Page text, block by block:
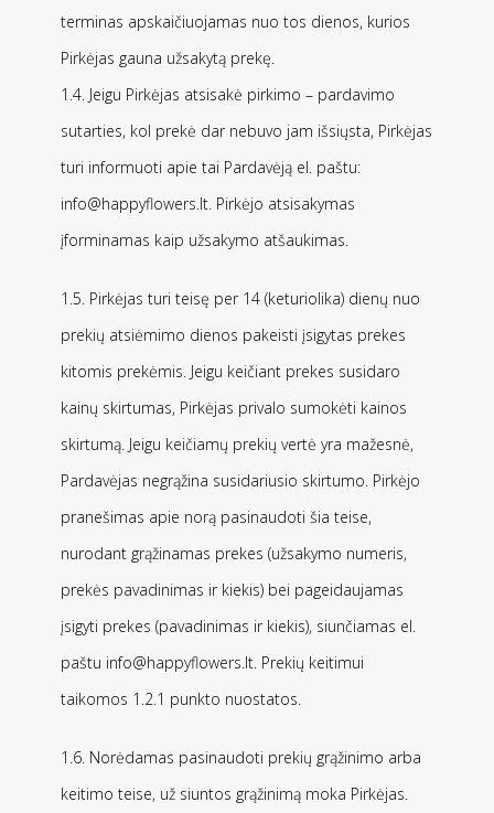
terminas apskaičiuojamas nuo tos dienos, kurios
Pirkėjas gauna užsakytą prekę.
1.4. Jeigu Pirkėjas atsisakė pirkimo – pardavimo
sutarties, kol prekė dar nebuvo jam išsiųsta, Pirkėjas
turi informuoti apie tai Pardavėją el. paštu:
info@happyflowers.lt. Pirkėjo atsisakymas
įforminamas kaip užsakymo atšaukimas.
1.5. Pirkėjas turi teisę per 14 (keturiolika) dienų nuo
prekių atsiėmimo dienos pakeisti įsigytas prekes
kitomis prekėmis. Jeigu keičiant prekes susidaro
kainų skirtumas, Pirkėjas privalo sumokėti kainos
skirtumą. Jeigu keičiamų prekių vertė yra mažesnė,
Pardavėjas negrąžina susidariusio skirtumo. Pirkėjo
pranešimas apie norą pasinaudoti šia teise,
nurodant grąžinamas prekes (užsakymo numeris,
prekės pavadinimas ir kiekis) bei pageidaujamas
įsigyti prekes (pavadinimas ir kiekis), siunčiamas el.
paštu info@happyflowers.lt. Prekių keitimui
taikomos 1.2.1 punkto nuostatos.
1.6. Norėdamas pasinaudoti prekių grąžinimo arba
keitimo teise, už siuntos grąžinimą moka Pirkėjas.